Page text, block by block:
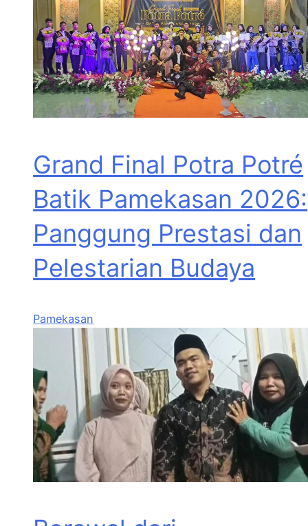
Grand Final Potra Potré
Batik Pamekasan 2026:
Panggung Prestasi dan
Pelestarian Budaya
Pamekasan